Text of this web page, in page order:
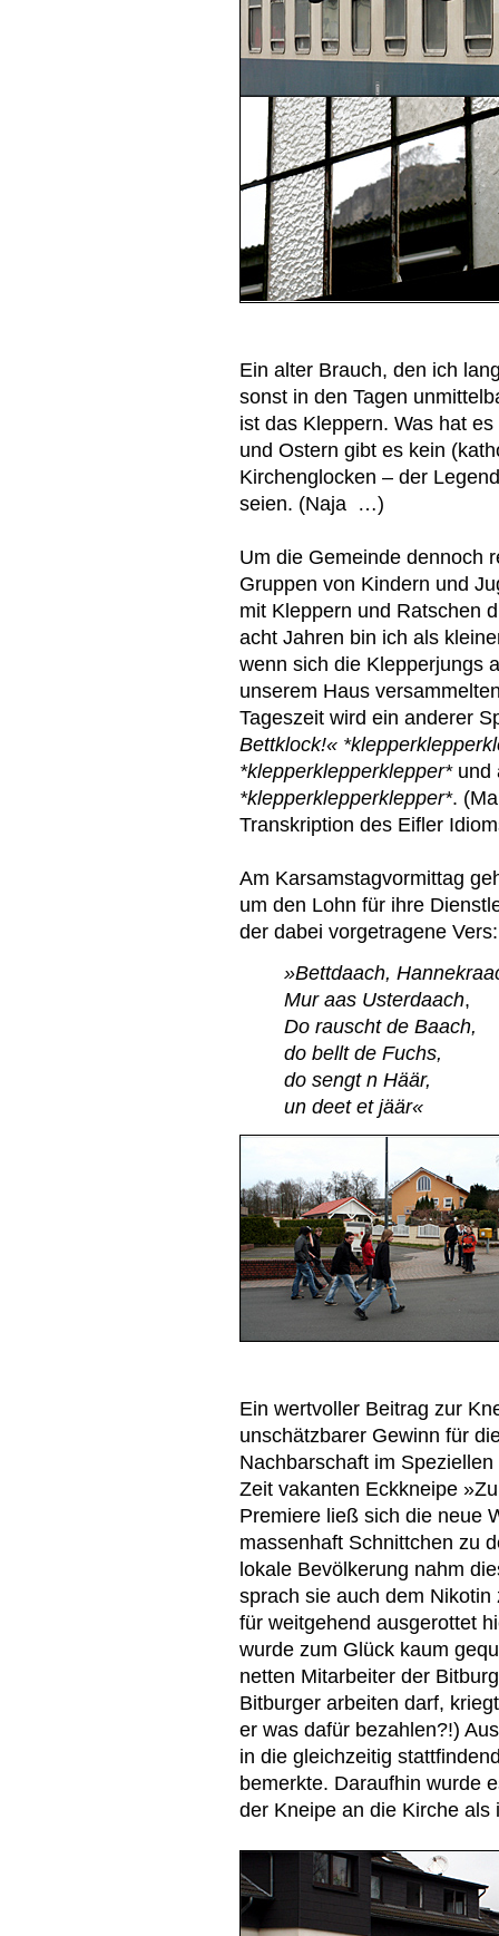
Ein alter Brauch, den ich
sonst in den Tagen
ist das Kleppern. Was hat
und Ostern gibt es kein
Kirchenglocken – der
seien. (Naja …)
Um die Gemeinde dennoch
Gruppen von Kindern und
mit Kleppern und Ratschen
acht Jahren bin ich als
wenn sich die Klepperjungs
unserem Haus
Tageszeit wird ein anderer
Bettklock!«
*klepperklepperklepper* und
*klepperklepperklepper*.
Transkription des Eifler
Am Karsamstagvormittag
um den Lohn für ihre
der dabei vorgetragene Vers:
»Bettdaach,
Mur aas Usterdaach,
Do rauscht de Baach,
do bellt de Fuchs,
do sengt n Häär,
un deet et jäär«
Ein wertvoller Beitrag zur
unschätzbarer Gewinn für
Nachbarschaft im
Zeit vakanten Eckkneipe
Premiere ließ sich die neue
massenhaft Schnittchen zu
lokale Bevölkerung nahm
sprach sie auch dem
für weitgehend ausgerottet
wurde zum Glück kaum
netten Mitarbeiter der
Bitburger arbeiten darf,
er was dafür bezahlen?!)
in die gleichzeitig
bemerkte. Daraufhin wurde
der Kneipe an die Kirche